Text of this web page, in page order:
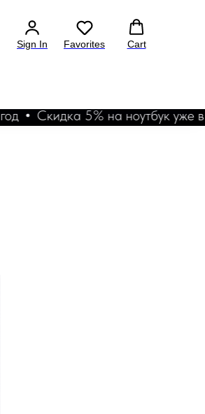
Sign In Favorites Cart
Скидка 5% на ноутбук уже в